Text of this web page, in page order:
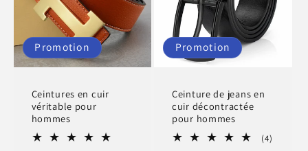
Promotion
Ceintures en cuir
véritable pour
hommes
Promotion
Ceinture de jeans en
cuir décontractée
pour hommes
(4)